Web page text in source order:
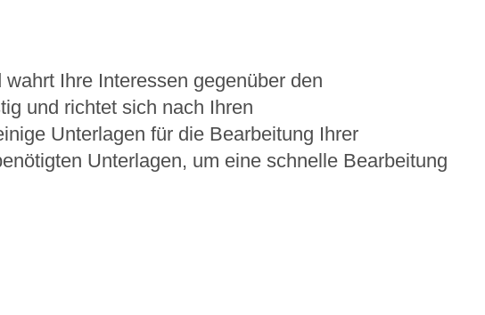
Ihre Interessen gegenüber den
und richtet sich nach Ihren
Unterlagen für die Bearbeitung Ihrer
Unterlagen, um eine schnelle Bearbeitung